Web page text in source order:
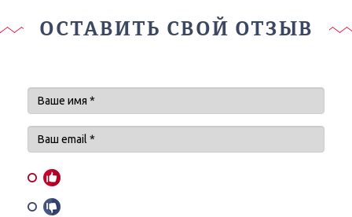
ОСТАВИТЬ СВОЙ ОТЗЫВ